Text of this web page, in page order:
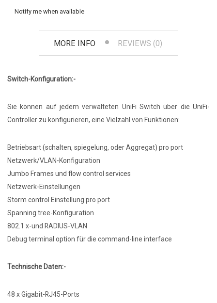
Notify me when available
MORE INFO REVIEWS (0)
Switch-Konfiguration:-
Sie können auf jedem verwalteten UniFi Switch über die UniFi-
Controller zu konfigurieren, eine Vielzahl von Funktionen:
Betriebsart (schalten, spiegelung, oder Aggregat) pro port
Netzwerk/VLAN-Konfiguration
Jumbo Frames und flow control services
Netzwerk-Einstellungen
Storm control Einstellung pro port
Spanning tree-Konfiguration
802.1 x-und RADIUS-VLAN
Debug terminal option für die command-line interface
Technische Daten:-
48 x Gigabit-RJ45-Ports